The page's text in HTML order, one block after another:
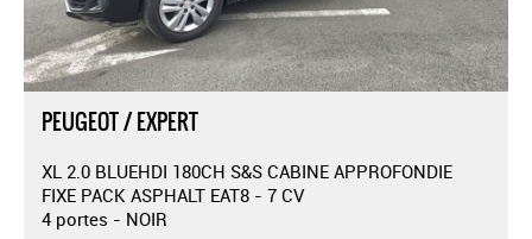
PEUGEOT / EXPERT
XL 2.0 BLUEHDI 180CH S&S CABINE APPROFONDIE
FIXE PACK ASPHALT EAT8 - 7 CV
4 portes - NOIR